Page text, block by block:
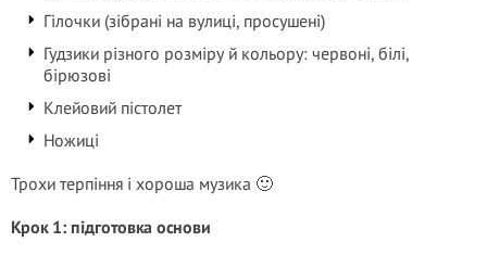
Гілочки (зібрані на вулиці, просушені)
Гудзики різного розміру й кольору: червоні, білі,
бірюзові
Клейовий пістолет
Ножиці
Трохи терпіння і хороша музика 🙂
Крок 1: підготовка основи